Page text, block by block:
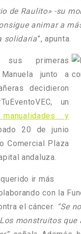
de Raulito» -su
animar a
solidaria”, apunta.
primeras
junto a
decidieron
un
y
20 de junio
Comercial Plaza
andaluza.
ir más
con la
el cáncer. “Se
monstruitos que